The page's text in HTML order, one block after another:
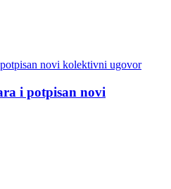
i potpisan novi